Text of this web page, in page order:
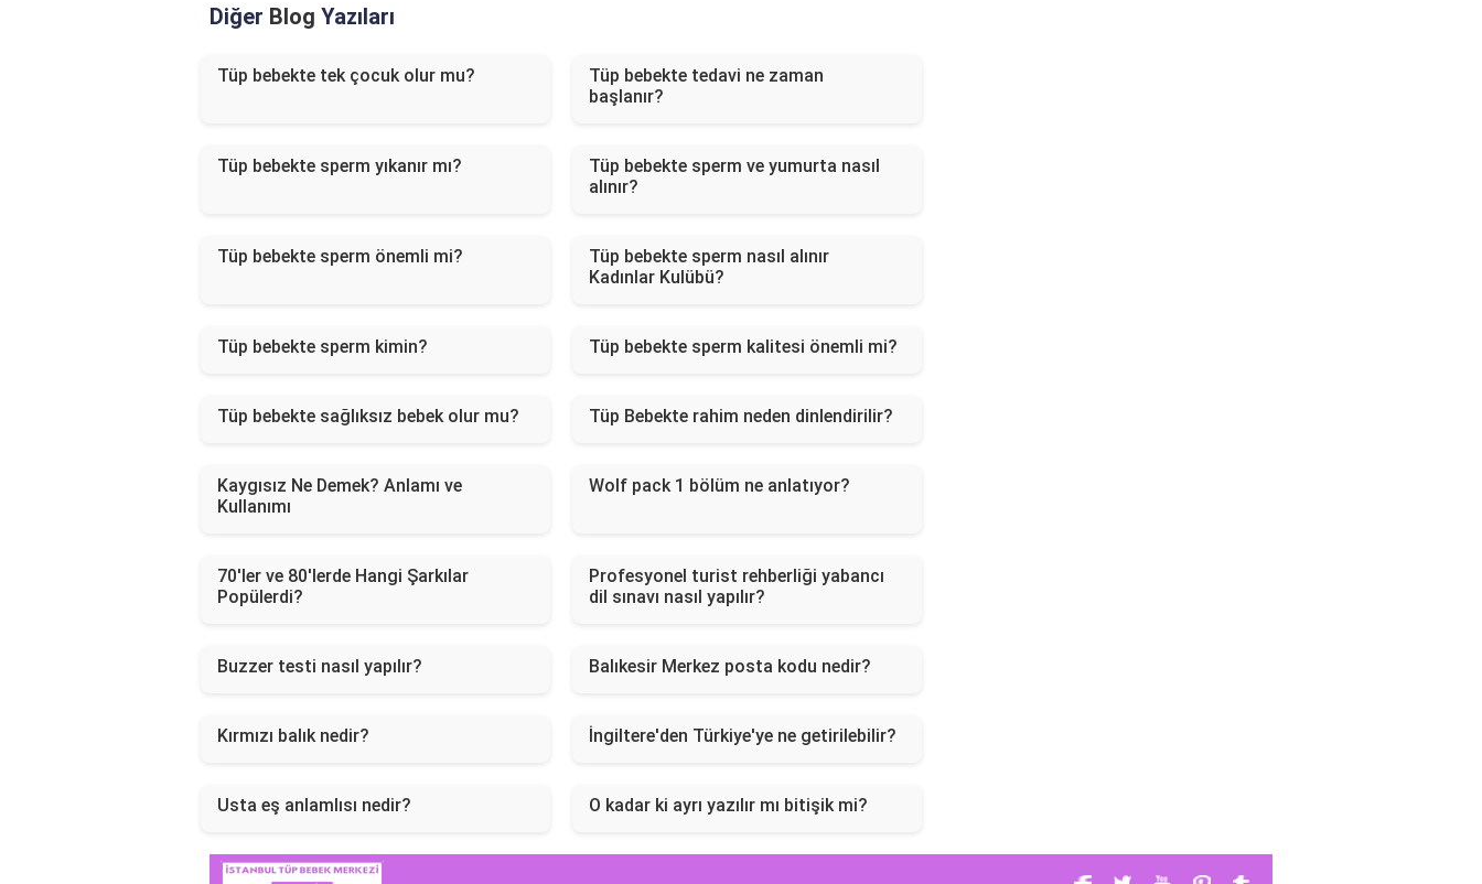
Diğer Blog Yazıları
Tüp bebekte tek çocuk olur mu?
Tüp bebekte tedavi ne zaman
başlanır?
Tüp bebekte sperm yıkanır mı?
Tüp bebekte sperm ve yumurta nasıl
alınır?
Tüp bebekte sperm önemli mi?
Tüp bebekte sperm nasıl alınır
Kadınlar Kulübü?
Tüp bebekte sperm kimin? Tüp bebekte sperm kalitesi önemli mi?
Tüp bebekte sağlıksız bebek olur mu? Tüp Bebekte rahim neden dinlendirilir?
Kaygısız Ne Demek? Anlamı ve
Kullanımı
Wolf pack 1 bölüm ne anlatıyor?
70'ler ve 80'lerde Hangi Şarkılar
Popülerdi?
Profesyonel turist rehberliği yabancı
dil sınavı nasıl yapılır?
Buzzer testi nasıl yapılır? Balıkesir Merkez posta kodu nedir?
Kırmızı balık nedir? İngiltere'den Türkiye'ye ne getirilebilir?
Usta eş anlamlısı nedir? O kadar ki ayrı yazılır mı bitişik mi?